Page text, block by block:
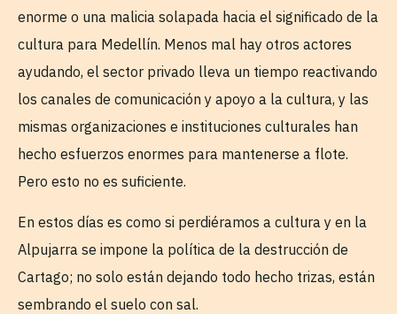
enorme o una malicia solapada hacia el significado de la
cultura para Medellín. Menos mal hay otros actores
ayudando, el sector privado lleva un tiempo reactivando
los canales de comunicación y apoyo a la cultura, y las
mismas organizaciones e instituciones culturales han
hecho esfuerzos enormes para mantenerse a flote.
Pero esto no es suficiente.
En estos días es como si perdiéramos a cultura y en la
Alpujarra se impone la política de la destrucción de
Cartago; no solo están dejando todo hecho trizas, están
sembrando el suelo con sal.